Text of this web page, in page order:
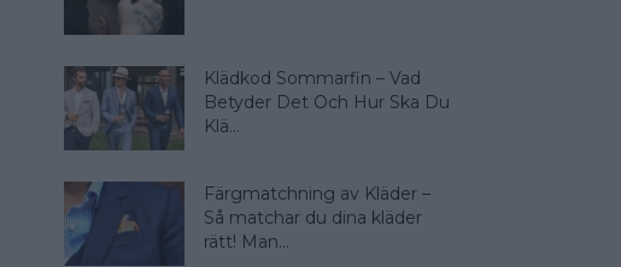
Klädkod Sommarfin – Vad
Betyder Det Och Hur Ska Du
Klä...
Färgmatchning av Kläder –
Så matchar du dina kläder
rätt! Man...